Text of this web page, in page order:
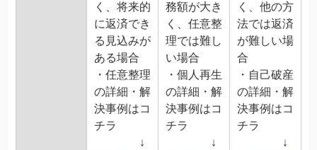
く、将来的
に返済でき
る見込みが
ある場合
・任意整理
の詳細・解
決事例はコ
チラ
↓
務額が大き
く、任意整
理では難し
い場合
・個人再生
の詳細・解
決事例はコ
チラ
↓
く、他の方
法では返済
が難しい場
合
・自己破産
の詳細・解
決事例はコ
チラ
↓